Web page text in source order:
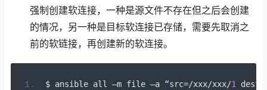
强制创建软连接，一种是源文件不存在但之后会创建
的情况，另一种是目标软连接已存储，需要先取消之
前的软链接，再创建新的软连接。
$ ansible all –m file –a “src=/xxx/xxx/1 dest